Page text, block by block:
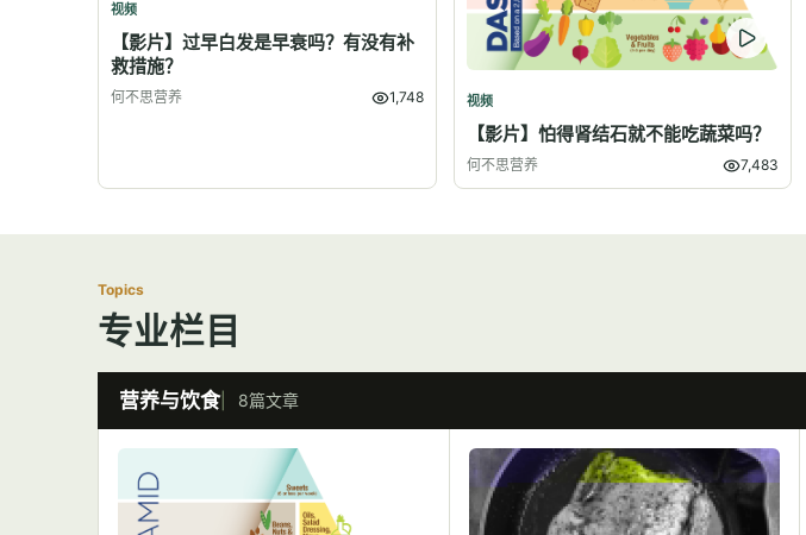
视频
【影片】过早白发是早衰吗？有没有补
救措施？
何不思营养 1,748 视频
【影片】怕得肾结石就不能吃蔬菜吗？
何不思营养 7,483
Topics
专业栏目
营养与饮食 8篇文章